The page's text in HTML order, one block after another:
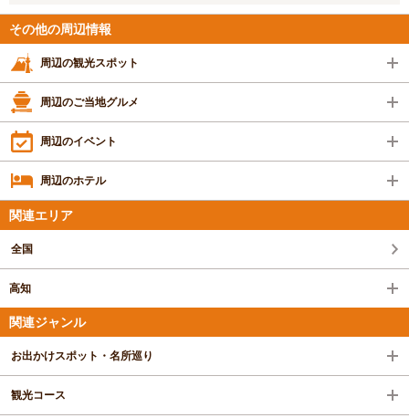
その他の周辺情報
周辺の観光スポット
周辺のご当地グルメ
周辺のイベント
周辺のホテル
関連エリア
全国
高知
関連ジャンル
お出かけスポット・名所巡り
観光コース